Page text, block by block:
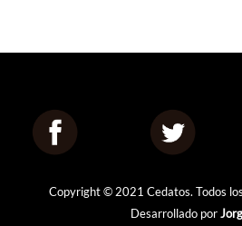
Copyright © 2021 Cedatos. Todos
Desarrollado por